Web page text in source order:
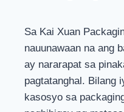
Sa Kai Xuan
nauunawaan na ang
ay nararapat sa
pagtatanghal. Bilang
kasosyo sa